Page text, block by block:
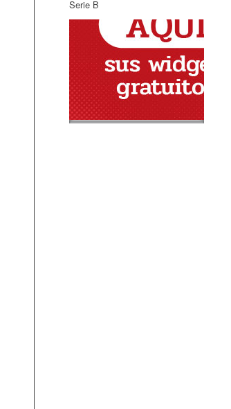
Serie B